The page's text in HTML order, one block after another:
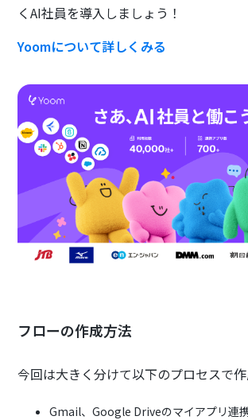
くAI社員を導入しましょう！
Yoomについて詳しくみる
フローの作成方法
今回は大きく分けて以下のプロセスで作
Gmail、Google Driveのマイアプリ連